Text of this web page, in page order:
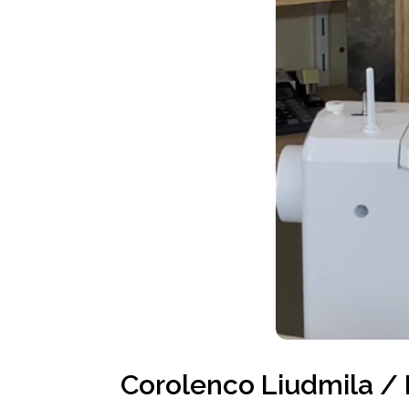
Corolenco Liudmila /